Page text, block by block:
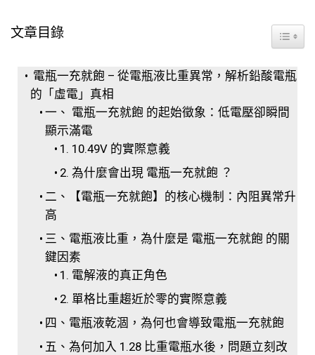
文章目錄
電瓶一充就飽 – 從電瓶液比重異常，解析鉛酸電瓶
的「虛電」真相
一、 電瓶一充就飽 的起始徵象：低電壓卻瞬間
顯示滿電
1. 10.49V 的實際意義
2. 為什麼會出現 電瓶一充就飽 ？
二、【電瓶一充就飽】的核心機制：內阻異常升
高
三、電瓶液比重，為什麼是 電瓶一充就飽 的關
鍵因素
1. 電解液的真正角色
2. 單格比重趨近於零的實際意義
四、電瓶液乾涸，為何也會導致電瓶一充就飽
五、為何加入 1.28 比重電瓶水後，問題立刻改